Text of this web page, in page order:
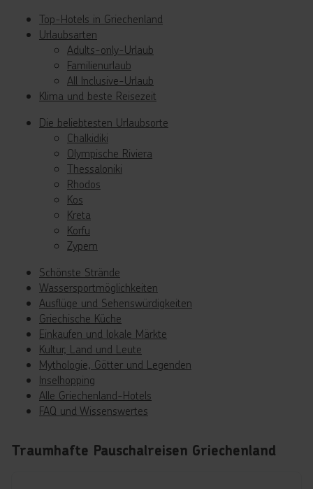
Top-Hotels in Griechenland
Urlaubsarten
Adults-only-Urlaub
Familienurlaub
All Inclusive-Urlaub
Klima und beste Reisezeit
Die beliebtesten Urlaubsorte
Chalkidiki
Olympische Riviera
Thessaloniki
Rhodos
Kos
Kreta
Korfu
Zypern
Schönste Strände
Wassersportmöglichkeiten
Ausflüge und Sehenswürdigkeiten
Griechische Küche
Einkaufen und lokale Märkte
Kultur, Land und Leute
Mythologie, Götter und Legenden
Inselhopping
Alle Griechenland-Hotels
FAQ und Wissenswertes
Traumhafte Pauschalreisen Griechenland